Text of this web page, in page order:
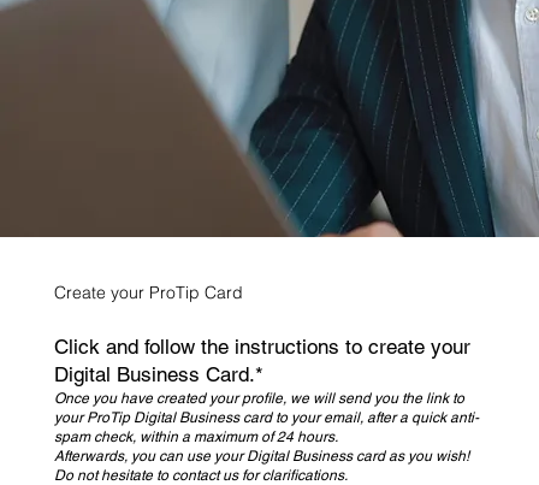
Create your ProTip Card
Click and follow the instructions to create your
Digital Business Card.*
Once you have created your profile, we will send you the link to
your ProTip Digital Business card to your email, after a quick anti-
spam check, within a maximum of 24 hours.
Afterwards, you can use your Digital Business card as you wish!
Do not hesitate to contact us for clarifications.